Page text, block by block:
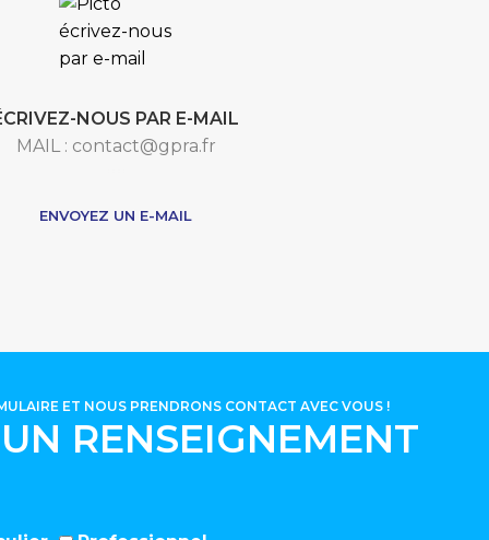
NOUS PAR E-MAIL
MAIL : contact@gpra.fr
ENVOYEZ UN E-MAIL
RENSEIGNEMENT
ET NOUS PRENDRONS CONTACT AVEC VOUS !